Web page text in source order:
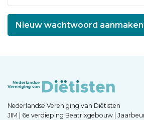
Nieuw wachtwoord aanmaken
Nederlandse Vereniging van Diëtisten
JIM | 6e verdieping Beatrixgebouw |